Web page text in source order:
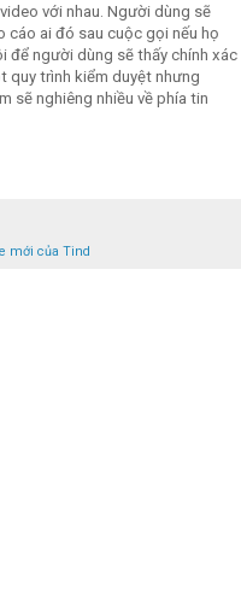
với nhau. Người dùng sẽ
ai đó sau cuộc gọi nếu họ
để người dùng sẽ thấy chính xác
quy trình kiểm duyệt nhưng
sẽ nghiêng nhiều về phía tin
mới của Tind